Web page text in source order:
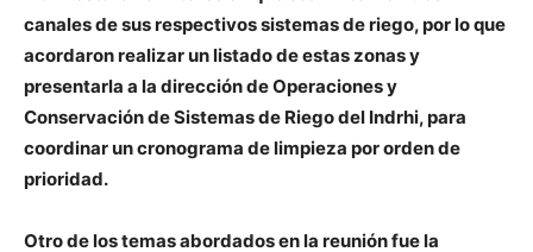
canales de sus respectivos sistemas de riego, por lo que
acordaron realizar un listado de estas zonas y
presentarla a la dirección de Operaciones y
Conservación de Sistemas de Riego del Indrhi, para
coordinar un cronograma de limpieza por orden de
prioridad.
Otro de los temas abordados en la reunión fue la